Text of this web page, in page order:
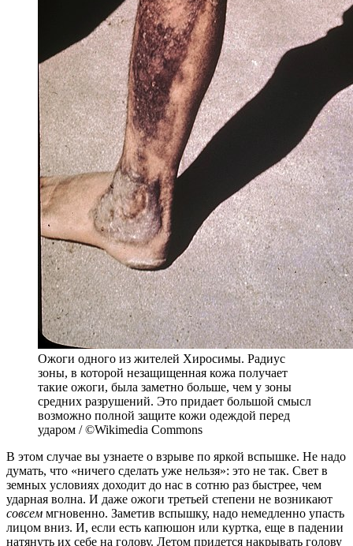
Ожоги одного из жителей Хиросимы. Радиус
зоны, в которой незащищенная кожа получает
такие ожоги, была заметно больше, чем у зоны
средних разрушений. Это придает большой смысл
возможно полной защите кожи одеждой перед
ударом / ©Wikimedia Commons
В этом случае вы узнаете о взрыве по яркой вспышке. Не надо
думать, что «ничего сделать уже нельзя»: это не так. Свет в
земных условиях доходит до нас в сотню раз быстрее, чем
ударная волна. И даже ожоги третьей степени не возникают
совсем мгновенно. Заметив вспышку, надо немедленно упасть
лицом вниз. И, если есть капюшон или куртка, еще в падении
натянуть их себе на голову. Летом придется накрывать голову